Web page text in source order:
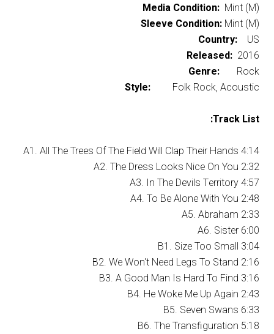
Media Condition: Mint (M)
Sleeve Condition: Mint (M)
Country: US
Released: 2016
Genre: Rock
Style: Folk Rock, Acoustic
Track List:
A1. All The Trees Of The Field Will Clap Their Hands 4:14
A2. The Dress Looks Nice On You 2:32
A3. In The Devils Territory 4:57
A4. To Be Alone With You 2:48
A5. Abraham 2:33
A6. Sister 6:00
B1. Size Too Small 3:04
B2. We Won't Need Legs To Stand 2:16
B3. A Good Man Is Hard To Find 3:16
B4. He Woke Me Up Again 2:43
B5. Seven Swans 6:33
B6. The Transfiguration 5:18